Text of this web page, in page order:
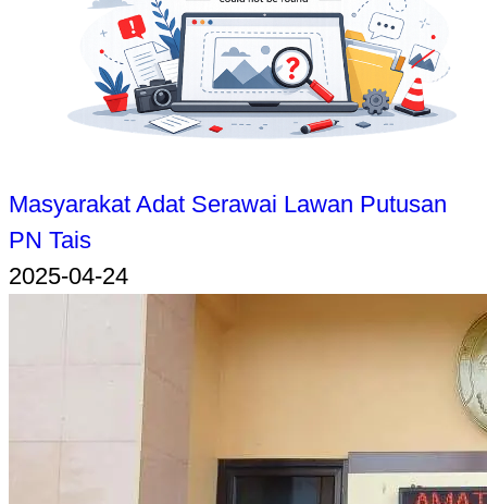
Masyarakat Adat Serawai Lawan Putusan
PN Tais
2025-04-24